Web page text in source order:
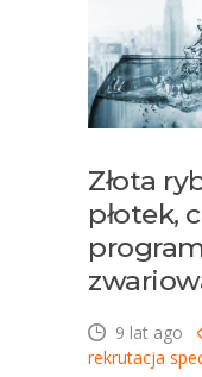
Złota
płotek,
9 lat ago
rekrutacja